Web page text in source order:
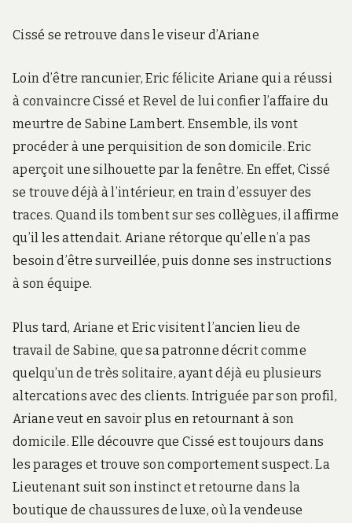
Cissé se retrouve dans le viseur d’Ariane
Loin d’être rancunier, Eric félicite Ariane qui a réussi
à convaincre Cissé et Revel de lui confier l’affaire du
meurtre de Sabine Lambert. Ensemble, ils vont
procéder à une perquisition de son domicile. Eric
aperçoit une silhouette par la fenêtre. En effet, Cissé
se trouve déjà à l’intérieur, en train d’essuyer des
traces. Quand ils tombent sur ses collègues, il affirme
qu’il les attendait. Ariane rétorque qu’elle n’a pas
besoin d’être surveillée, puis donne ses instructions
à son équipe.
Plus tard, Ariane et Eric visitent l’ancien lieu de
travail de Sabine, que sa patronne décrit comme
quelqu’un de très solitaire, ayant déjà eu plusieurs
altercations avec des clients. Intriguée par son profil,
Ariane veut en savoir plus en retournant à son
domicile. Elle découvre que Cissé est toujours dans
les parages et trouve son comportement suspect. La
Lieutenant suit son instinct et retourne dans la
boutique de chaussures de luxe, où la vendeuse